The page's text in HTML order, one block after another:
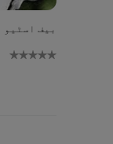
بیف